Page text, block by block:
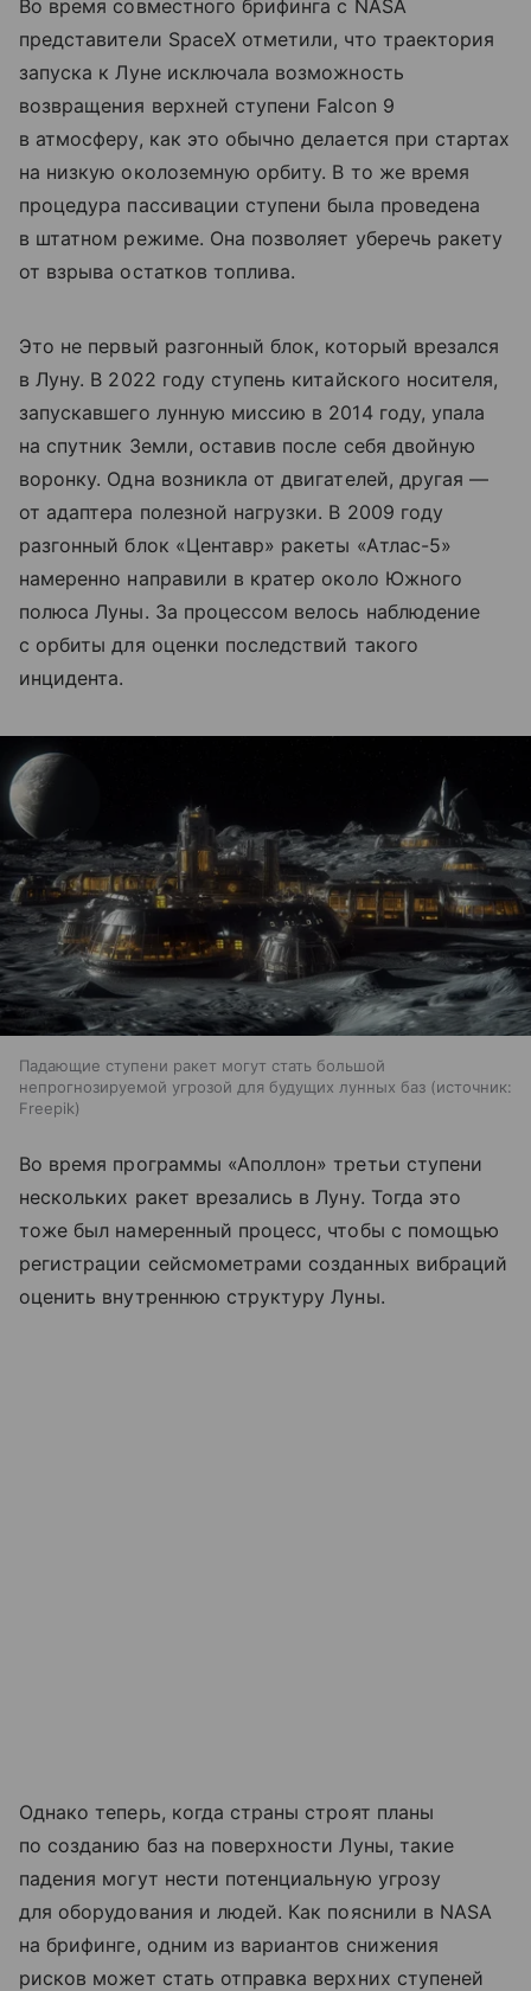
Во время совместного брифинга с NASA
представители SpaceX отметили, что траектория
запуска к Луне исключала возможность
возвращения верхней ступени Falcon 9
в атмосферу, как это обычно делается при стартах
на низкую околоземную орбиту. В то же время
процедура пассивации ступени была проведена
в штатном режиме. Она позволяет уберечь ракету
от взрыва остатков топлива.
Это не первый разгонный блок, который врезался
в Луну. В 2022 году ступень китайского носителя,
запускавшего лунную миссию в 2014 году, упала
на спутник Земли, оставив после себя двойную
воронку. Одна возникла от двигателей, другая —
от адаптера полезной нагрузки. В 2009 году
разгонный блок «Центавр» ракеты «Атлас-5»
намеренно направили в кратер около Южного
полюса Луны. За процессом велось наблюдение
с орбиты для оценки последствий такого
инцидента.
Падающие ступени ракет могут стать большой
непрогнозируемой угрозой для будущих лунных баз
источник:
Freepik
Во время программы «Аполлон» третьи ступени
нескольких ракет врезались в Луну. Тогда это
тоже был намеренный процесс, чтобы с помощью
регистрации сейсмометрами созданных вибраций
оценить внутреннюю структуру Луны.
Однако теперь, когда страны строят планы
по созданию баз на поверхности Луны, такие
падения могут нести потенциальную угрозу
для оборудования и людей. Как пояснили в NASA
на брифинге, одним из вариантов снижения
рисков может стать отправка верхних ступеней